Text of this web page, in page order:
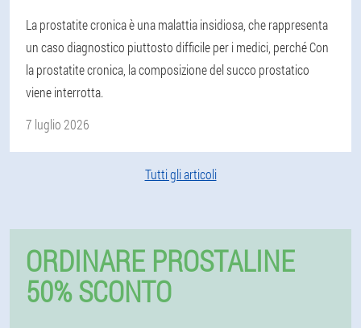
La prostatite cronica è una malattia insidiosa, che rappresenta
un caso diagnostico piuttosto difficile per i medici, perché Con
la prostatite cronica, la composizione del succo prostatico
viene interrotta.
7 luglio 2026
Tutti gli articoli
ORDINARE PROSTALINE
50% SCONTO